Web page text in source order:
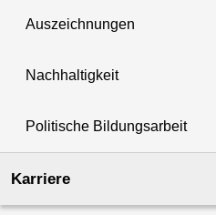
Auszeichnungen
Nachhaltigkeit
Politische Bildungsarbeit
Karriere